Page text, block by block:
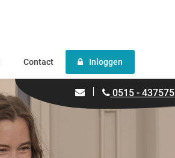
Contact Inloggen
0515 - 437575